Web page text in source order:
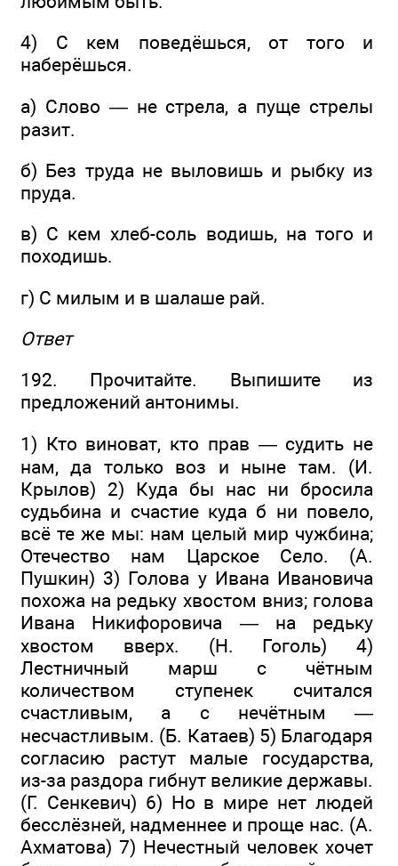
4) С кем поведёшься, от того и
наберёшься.
а) Слово — не стрела, а пуще стрелы
разит.
б) Без труда не выловишь и рыбку из
пруда.
в) С кем хлеб-соль водишь, на того и
походишь.
г) С милым и в шалаше рай.
Ответ
192. Прочитайте. Выпишите из
предложений антонимы.
1) Кто виноват, кто прав — судить не
нам, да только воз и ныне там. (И.
Крылов) 2) Куда бы нас ни бросила
судьбина и счастие куда б ни повело,
всё те же мы: нам целый мир чужбина;
Отечество нам Царское Село. (А.
Пушкин) 3) Голова у Ивана Ивановича
похожа на редьку хвостом вниз; голова
Ивана Никифоровича — на редьку
хвостом вверх. (Н. Гоголь) 4)
Лестничный марш с чётным
количеством ступенек считался
счастливым, а с нечётным —
несчастливым. (Б. Катаев) 5) Благодаря
согласию растут малые государства,
из-за раздора гибнут великие державы.
(Г. Сенкевич) 6) Но в мире нет людей
бесслёзней, надменнее и проще нас. (А.
Ахматова) 7) Нечестный человек хочет